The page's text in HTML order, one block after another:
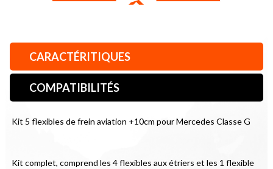
CARACTÉRITIQUES
COMPATIBILITÉS
Kit 5 flexibles de frein aviation +10cm pour Mercedes Classe G
Kit complet, comprend les 4 flexibles aux étriers et les 1 flexible